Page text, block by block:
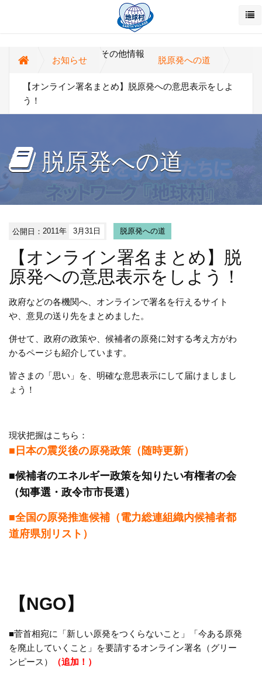
お知らせ
その他情報
脱原発への道
【オンライン署名まとめ】脱原発への意思表示をしよ
う！
脱原発への道
公開日：2011年 3月31日 脱原発への道
【オンライン署名まとめ】脱
原発への意思表示をしよう！
政府などの各機関へ、オンラインで署名を行えるサイト
や、意見の送り先をまとめました。
併せて、政府の政策や、候補者の原発に対する考え方がわ
かるページも紹介しています。
皆さまの「思い」を、明確な意思表示にして届けましまし
ょう！
現状把握はこちら：
■日本の震災後の原発政策（随時更新）
■候補者のエネルギー政策を知りたい有権者の会
（知事選・政令市市長選）
■全国の原発推進候補（電力総連組織内候補者都
道府県別リスト）
【NGO】
■菅首相宛に「新しい原発をつくらないこと」「今ある原発
を廃止していくこと」を要請するオンライン署名（グリー
ンピース）
（追加！）